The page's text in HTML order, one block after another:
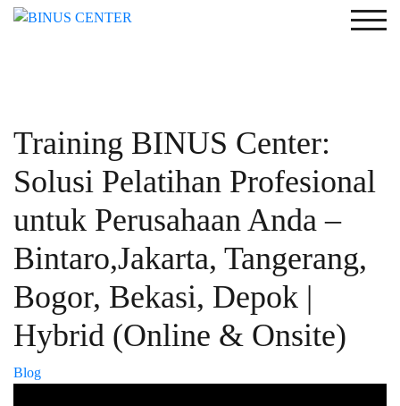
Training BINUS Center:
Solusi Pelatihan Profesional
untuk Perusahaan Anda –
Bintaro,Jakarta, Tangerang,
Bogor, Bekasi, Depok |
Hybrid (Online & Onsite)
Blog